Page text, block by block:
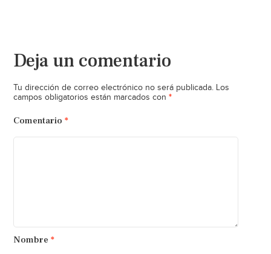
Deja un comentario
Tu dirección de correo electrónico no será publicada. Los
campos obligatorios están marcados con *
Comentario *
Nombre *